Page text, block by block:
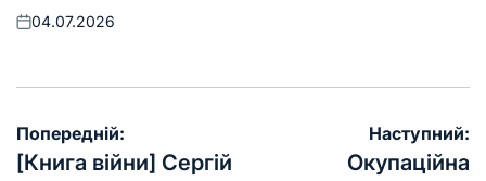
Оприлюднено
04.07.2026
Навігація
записів
Попередній:
[Книга війни] Сергій
Наступний:
Окупаційна